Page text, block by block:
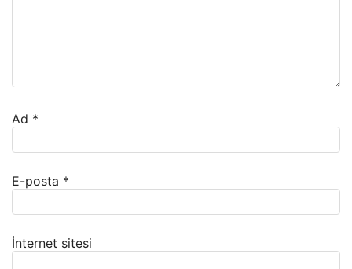
Ad *
E-posta *
İnternet sitesi